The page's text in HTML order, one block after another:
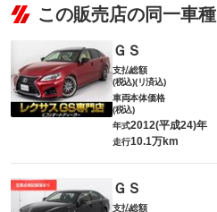
この販売店の同一車種
ＧＳ
支払総額
(税込)(リ済込)
車両本体価格
(税込)
年式2012(平成24)年
走行10.1万km
ＧＳ
支払総額